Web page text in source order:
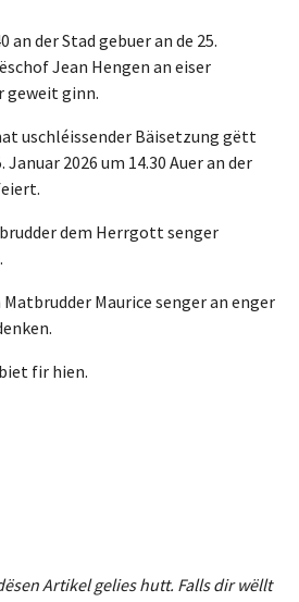
an der Stad gebuer an de 25.
Jean Hengen an eiser
geweit ginn.
uschléissender Bäisetzung gëtt
Januar 2026 um 14.30 Auer an der
dem Herrgott senger
Matbrudder Maurice senger an enger
fir hien.
Artikel gelies hutt. Falls dir wëllt